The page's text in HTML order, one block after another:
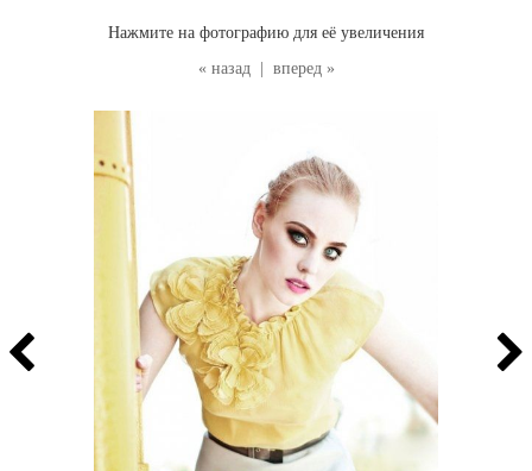
« назад вперед »
Нажмите на фотографию для её увеличения